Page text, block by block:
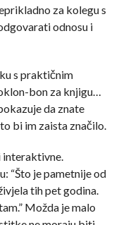
za kolegu s
odnosu i
s praktičnim
bon za knjigu…
da znate
bi im zaista značilo.
“Što je pametnije od
tih pet godina.
Možda je malo